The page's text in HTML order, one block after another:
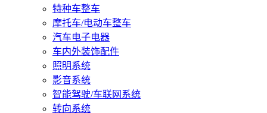
特种车整车
摩托车/电动车整车
汽车电子电器
车内外装饰配件
照明系统
影音系统
智能驾驶/车联网系统
转向系统